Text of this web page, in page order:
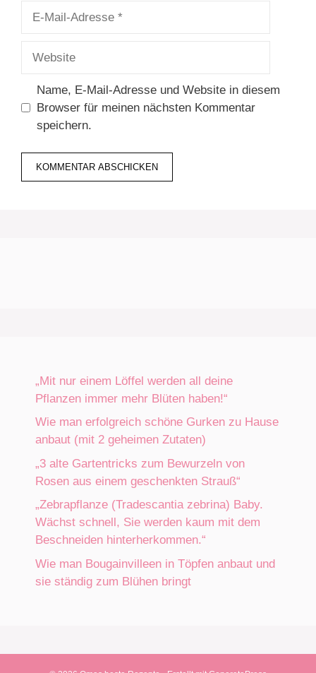
Name, E-Mail-Adresse und Website in diesem
Browser für meinen nächsten Kommentar
speichern.
„Mit nur einem Löffel werden all deine
Pflanzen immer mehr Blüten haben!“
Wie man erfolgreich schöne Gurken zu Hause
anbaut (mit 2 geheimen Zutaten)
„3 alte Gartentricks zum Bewurzeln von
Rosen aus einem geschenkten Strauß“
„Zebrapflanze (Tradescantia zebrina) Baby.
Wächst schnell, Sie werden kaum mit dem
Beschneiden hinterherkommen.“
Wie man Bougainvilleen in Töpfen anbaut und
sie ständig zum Blühen bringt